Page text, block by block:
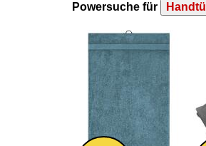
Powersuche für